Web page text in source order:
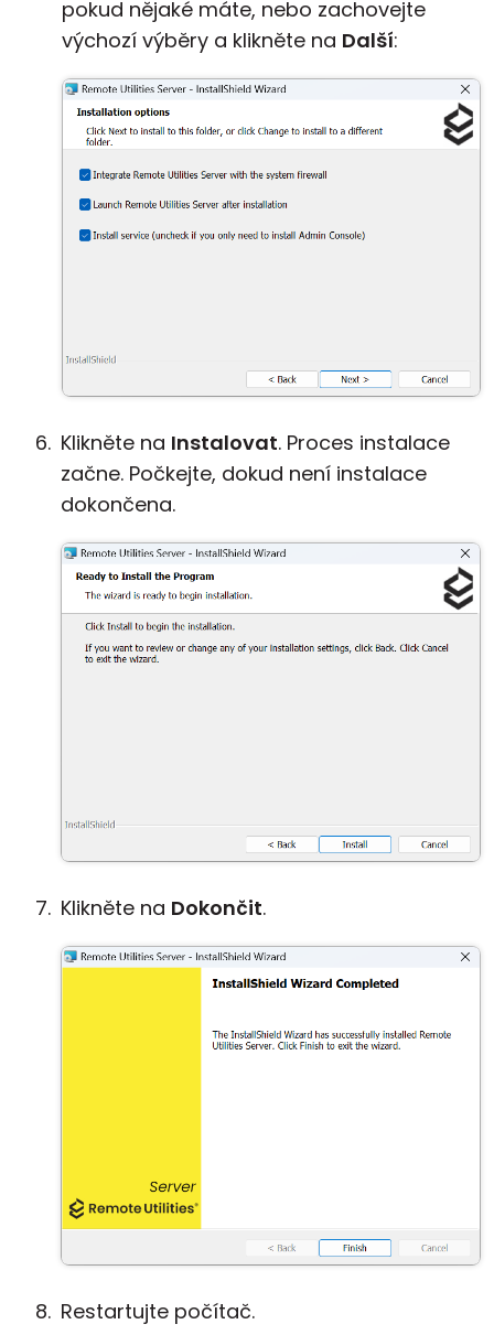
pokud nějaké máte, nebo zachovejte
výchozí výběry a klikněte na Další:
Klikněte na Instalovat. Proces instalace
začne. Počkejte, dokud není instalace
dokončena.
Klikněte na Dokončit.
Restartujte počítač.